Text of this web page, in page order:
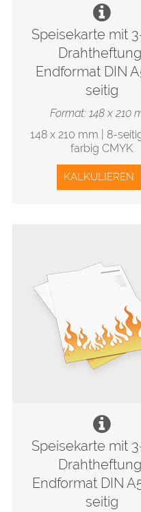
Speisekarte mit
Endformat DIN
seitig
Format: 148 x 210
148 x 210 mm | 8-
farbig CMYK
KALKULIEREN
Speisekarte mit
Endformat DIN
seitig